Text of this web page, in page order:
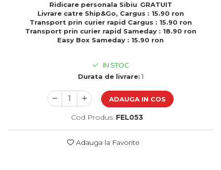
Cadouri de Paste
Produse personalizate pentru
nunti si botezuri
Cadouri personalizate pentru
Cadouri pentru profesori
Cadouri pentru parinti
Cadouri pentru EL
Cadouri pentru iubit
Ridicare personala Sibiu: GRATUIT
Livrare catre Ship&Go, Cargus : 15.90 ron
Transport prin curier rapid Cargus : 15.90 ron
Transport prin curier rapid Sameday : 18.90 ron
Easy Box Sameday : 15.90 ron
IN STOC
Durata de livrare: 1
ADAUGA IN COS
Cod Produs: FEL053
Adauga la Favorite